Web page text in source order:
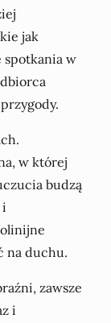
jak
spotkania w
w której
budzą
na duchu.
zawsze
i